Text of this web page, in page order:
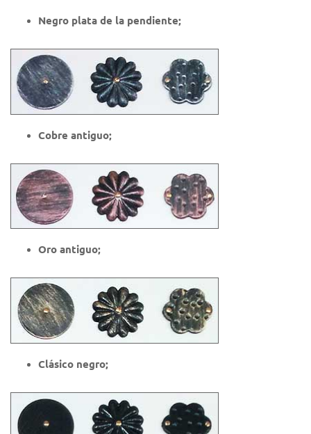
Negro plata de la pendiente;
Cobre antiguo;
Oro antiguo;
Clásico negro;